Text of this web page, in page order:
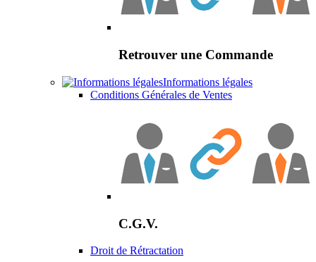
Retrouver une Commande
Informations légales
Conditions Générales de Ventes
C.G.V.
Droit de Rétractation